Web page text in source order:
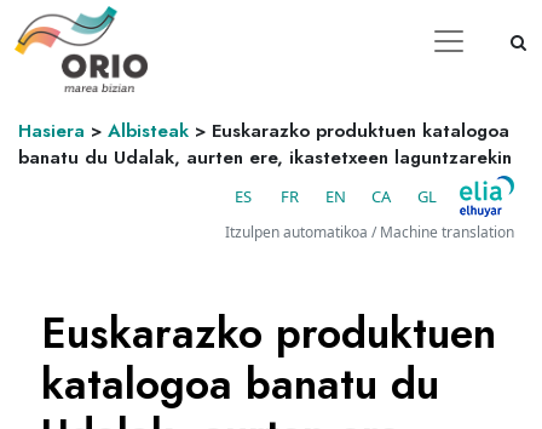
Hasiera > Albisteak > Euskarazko produktuen katalogoa
banatu du Udalak, aurten ere, ikastetxeen laguntzarekin
ES FR EN CA GL
Itzulpen automatikoa / Machine translation
Euskarazko produktuen
katalogoa banatu du